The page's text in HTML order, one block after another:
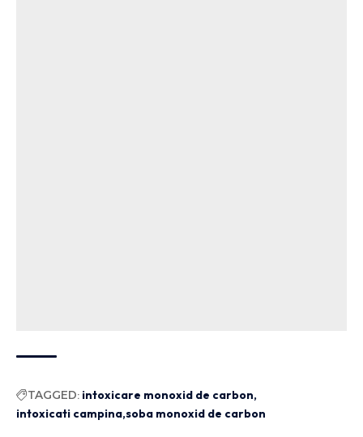
TAGGED: intoxicare monoxid de carbon
intoxicati campina soba monoxid de carbon